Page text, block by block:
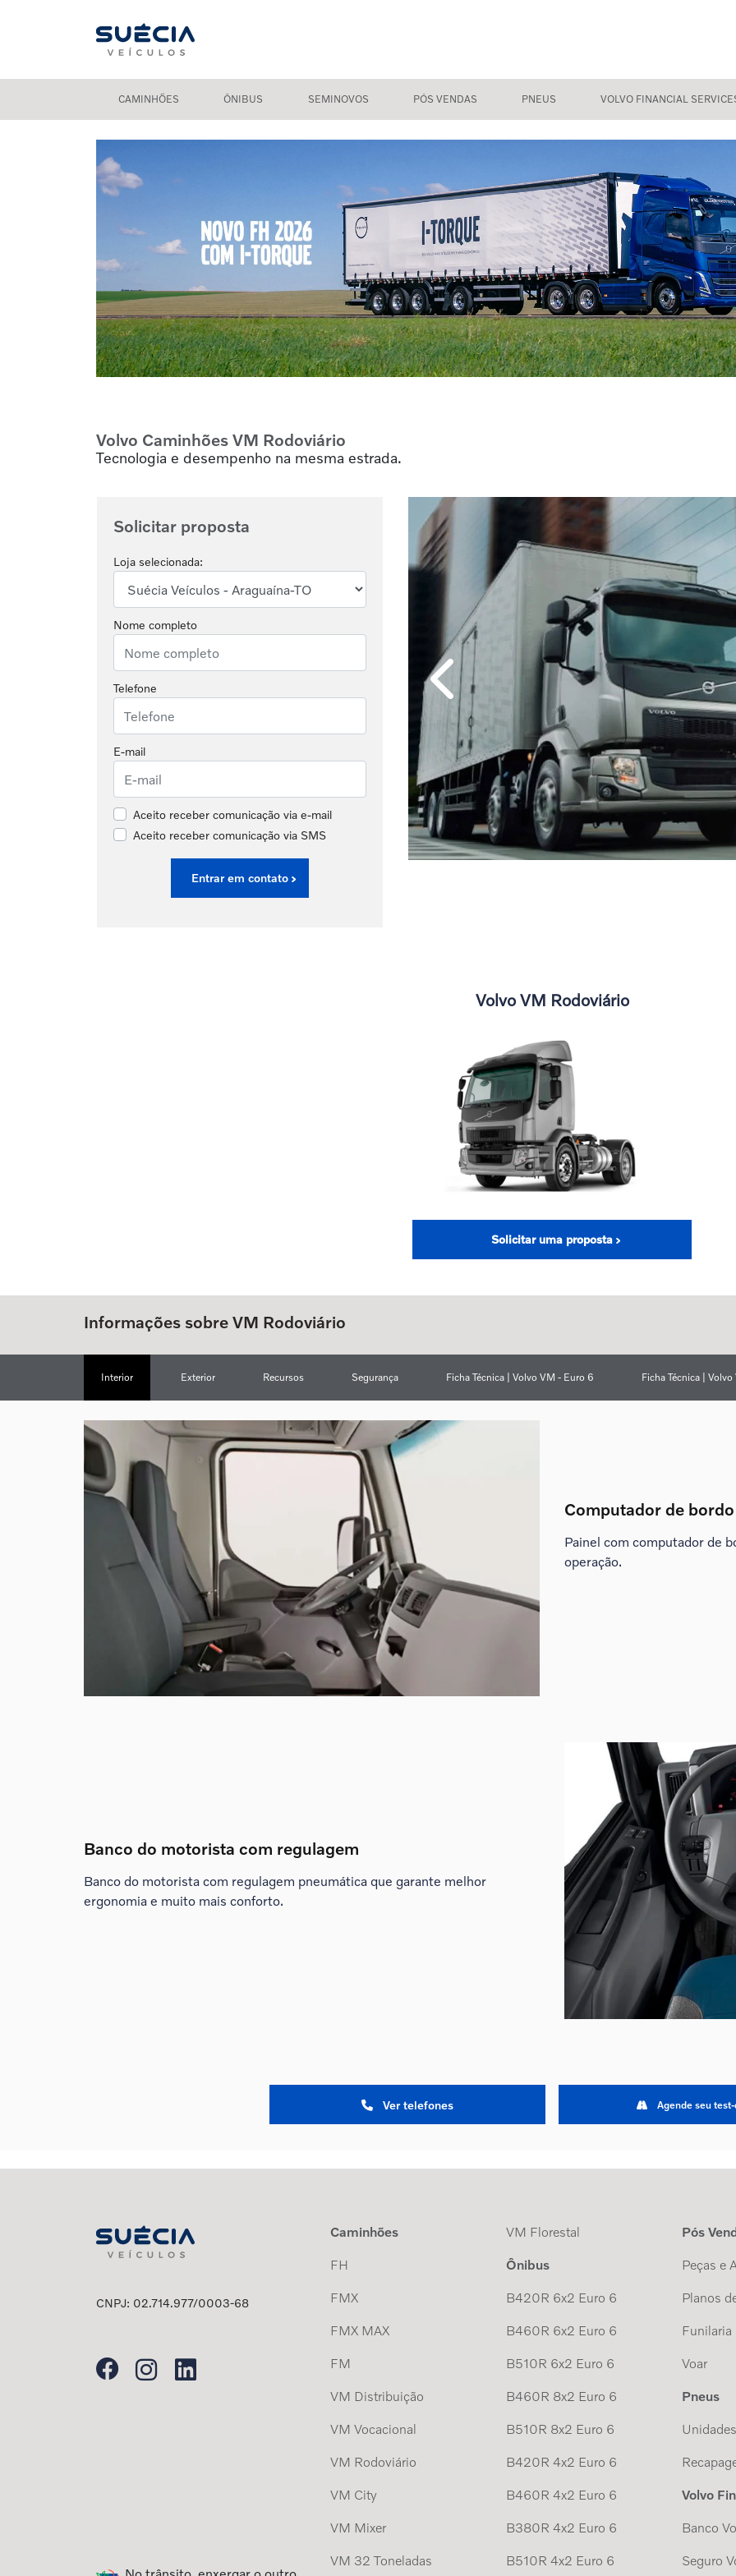
CAMINHÕES ÔNIBUS SEMINOVOS PÓS VENDAS PNEUS VOLVO FINANCIAL
Volvo Caminhões VM Rodoviário
Tecnologia e desempenho na mesma estrada.
Solicitar proposta
Loja selecionada:
Nome completo
Telefone
E-mail
Aceito receber comunicação via e-mail
Aceito receber comunicação via SMS
Entrar em contato
Anterior
Volvo VM Rodoviário
Solicitar uma proposta
Informações sobre VM Rodoviário
Interior Exterior Recursos Segurança Ficha Técnica | Volvo VM - Euro 6 Ficha Técnica |
Computador de bordo
Painel com computador de
operação.
Banco do motorista com regulagem
Banco do motorista com regulagem pneumática que garante melhor
ergonomia e muito mais conforto.
Ver telefones Agende seu
CNPJ: 02.714.977/0003-68
Caminhões
FH
FMX
FMX MAX
FM
VM Distribuição
VM Vocacional
VM Rodoviário
VM City
VM Mixer
VM 32 Toneladas
VM Florestal
Ônibus
B420R 6x2 Euro 6
B460R 6x2 Euro 6
B510R 6x2 Euro 6
B460R 8x2 Euro 6
B510R 8x2 Euro 6
B420R 4x2 Euro 6
B460R 4x2 Euro 6
B380R 4x2 Euro 6
B510R 4x2 Euro 6
Pós
Peças e
Planos
Funilaria
Voar
Pneus
Unidades
Volvo
Banco
Seguro